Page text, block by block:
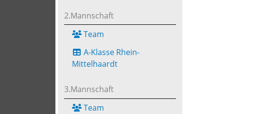
2.Mannschaft
Team
A-Klasse Rhein-
Mittelhaardt
3.Mannschaft
Team